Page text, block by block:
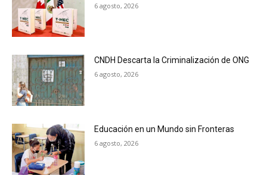
6 agosto, 2026
CNDH Descarta la Criminalización de ONG
6 agosto, 2026
Educación en un Mundo sin Fronteras
6 agosto, 2026